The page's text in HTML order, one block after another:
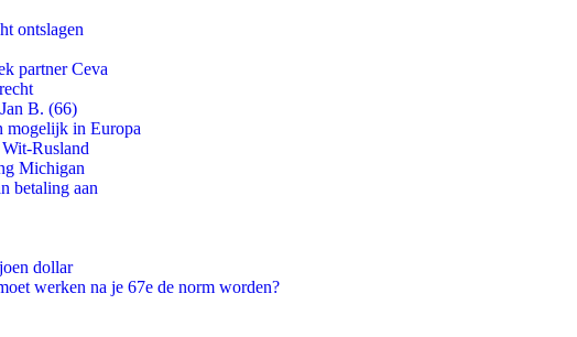
ontslagen
partner Ceva
B. (66)
mogelijk in Europa
Rusland
Michigan
betaling aan
dollar
werken na je 67e de norm worden?